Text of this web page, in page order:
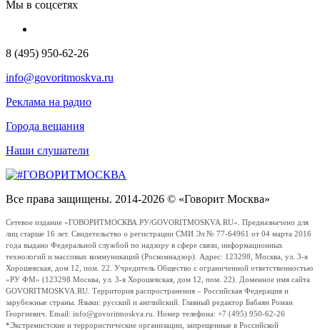
Мы в соцсетях
8 (495) 950-62-26
info@govoritmoskva.ru
Реклама на радио
Города вещания
Наши слушатели
Все права защищены. 2014-2026 © «Говорит Москва»
Сетевое издание «ГОВОРИТМОСКВА.РУ/GOVORITMOSKVA.RU». Предназначено для
лиц старше 16 лет. Свидетельство о регистрации СМИ Эл № 77-64961 от 04 марта 2016
года выдано Федеральной службой по надзору в сфере связи, информационных
технологий и массовых коммуникаций (Роскомнадзор). Адрес: 123298, Москва, ул. 3-я
Хорошевская, дом 12, пом. 22. Учредитель Общество с ограниченной ответственностью
«РУ ФМ» (123298 Москва, ул. 3-я Хорошевская, дом 12, пом. 22). Доменное имя сайта
GOVORITMOSKVA.RU. Территория распространения – Российская Федерация и
зарубежные страны. Языки: русский и английский. Главный редактор Бабаян Роман
Георгиевич. Email: info@govoritmoskva.ru. Номер телефона: +7 (495) 950-62-26
*Экстремистские и террористические организации, запрещенные в Российской